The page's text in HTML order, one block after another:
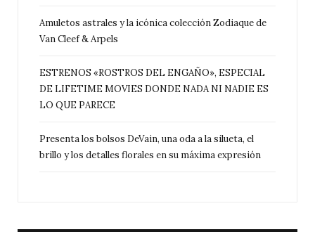
Amuletos astrales y la icónica colección Zodiaque de
Van Cleef & Arpels
ESTRENOS «ROSTROS DEL ENGAÑO», ESPECIAL
DE LIFETIME MOVIES DONDE NADA NI NADIE ES
LO QUE PARECE
Presenta los bolsos DeVain, una oda a la silueta, el
brillo y los detalles florales en su máxima expresión